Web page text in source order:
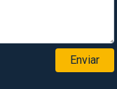
Enviar